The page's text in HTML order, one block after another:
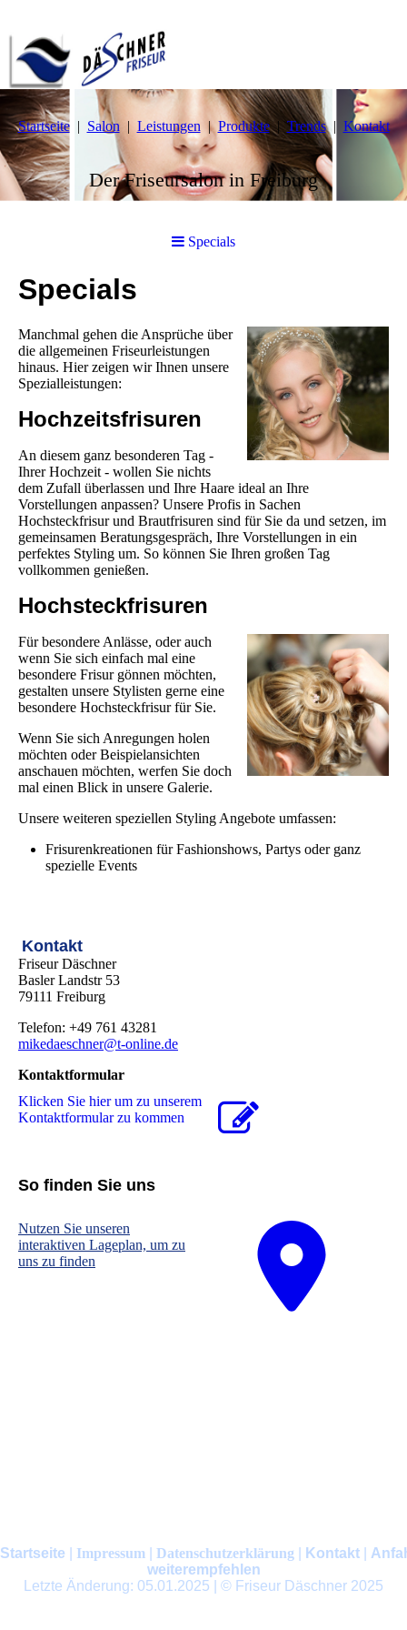
Startseite Salon Leistungen Produkte Trends Kontakt
Der Friseursalon in Freiburg
Specials
Specials
Manchmal gehen die Ansprüche über
die allgemeinen Friseurleistungen
hinaus. Hier zeigen wir Ihnen unsere
Spezialleistungen:
Hochzeitsfrisuren
An diesem ganz besonderen Tag -
Ihrer Hochzeit - wollen Sie nichts
dem Zufall überlassen und Ihre Haare ideal an Ihre
Vorstellungen anpassen? Unsere Profis in Sachen
Hochsteckfrisur und Brautfrisuren sind für Sie da und setzen, im
gemeinsamen Beratungsgespräch, Ihre Vorstellungen in ein
perfektes Styling um. So können Sie Ihren großen Tag
vollkommen genießen.
Hochsteckfrisuren
Für besondere Anlässe, oder auch
wenn Sie sich einfach mal eine
besondere Frisur gönnen möchten,
gestalten unsere Stylisten gerne eine
besondere Hochsteckfrisur für Sie.
Wenn Sie sich Anregungen holen
möchten oder Beispielansichten
anschauen möchten, werfen Sie doch
mal einen Blick in unsere Galerie.
Unsere weiteren speziellen Styling Angebote umfassen:
Frisurenkreationen für Fashionshows, Partys oder ganz
spezielle Events
Kontakt
Friseur Däschner
Basler Landstr 53
79111 Freiburg
Telefon: +49 761 43281
mikedaeschner@t-online.de
Kontaktformular
Klicken Sie hier um zu unserem
Kon­takt­for­mu­lar zu kommen
So finden Sie uns
Nutzen Sie unseren
interaktiven La­ge­plan, um zu
uns zu finden
Startseite Impressum Datenschutzerklärung Kontakt
weiterempfehlen
Letzte Änderung: 05.01.2025 | © Friseur Däschner 2025